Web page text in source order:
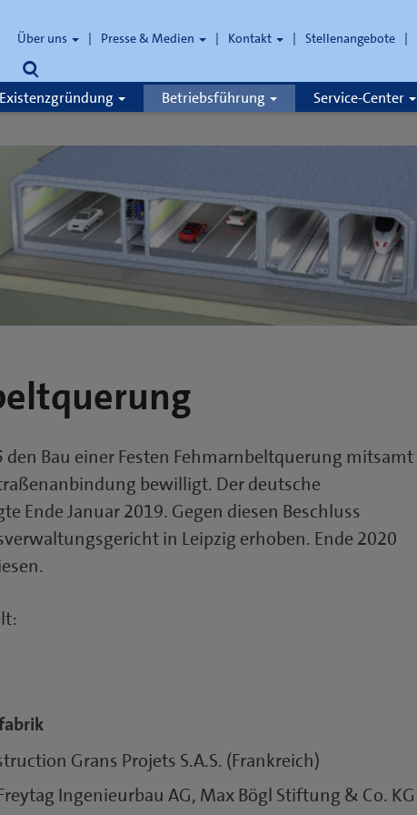
Über uns Presse & Medien Kontakt Stellenangebote
Existenzgründung Betriebsführung Service-Center
den Bau einer Festen Fehmarnbeltquerung mitsamt
bewilligt. Der deutsche
Ende Januar 2019. Gegen diesen Beschluss
in Leipzig erhoben. Ende 2020
Grans Projets S.A.S. (Frankreich)
Ingenieurbau AG, Max Bögl Stiftung & Co. KG